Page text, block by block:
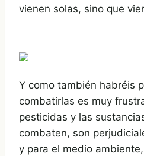
vienen solas, sino que
Y como también habréis
combatirlas es muy
pesticidas y las
combaten, son
y para el medio